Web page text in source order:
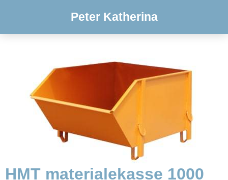
Peter Katherina
HMT materialekasse 1000